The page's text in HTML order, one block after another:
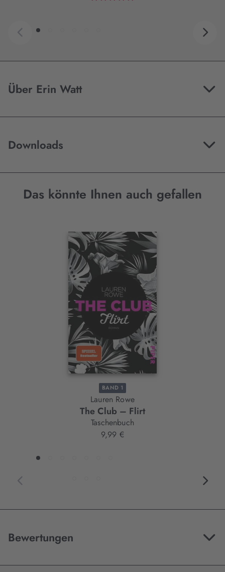
Über Erin Watt
Downloads
Das könnte Ihnen auch gefallen
Interaktives
BAND 1
Lauren Rowe
The Club – Flirt
Taschenbuch
9,99 €
Bewertungen